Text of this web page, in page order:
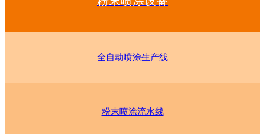
全自动喷涂生产线
粉末喷涂流水线